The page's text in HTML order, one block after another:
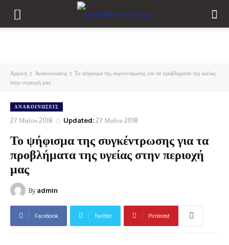
Αρχική Ανακοινώσεις
Το ψήφισμα της συγκέντρωσης για τα προβλήματα της υγείας
στην περιοχή μας
ΑΝΑΚΟΙΝΏΣΕΙΣ
27 Μαΐου 2018 Updated:27 Μαΐου 2018
Το ψήφισμα της συγκέντρωσης για τα
προβλήματα της υγείας στην περιοχή
μας
By admin
Facebook Twitter Pinterest